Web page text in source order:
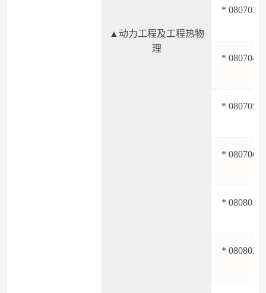
▲动力工程及工程热物
理
* 080703
* 080704
* 080705
* 080706
* 080801
* 080802